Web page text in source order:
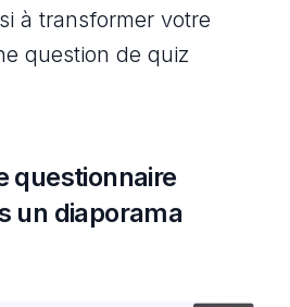
à transformer votre
question de quiz
questionnaire
un diaporama